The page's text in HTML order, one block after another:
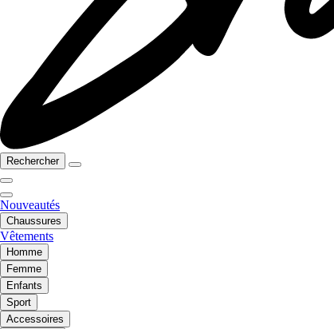
Rechercher
Nouveautés
Chaussures
Vêtements
Homme
Femme
Enfants
Sport
Accessoires